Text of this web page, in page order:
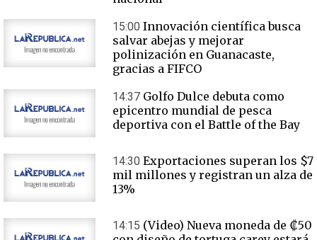
15:00 Innovación científica busca
salvar abejas y mejorar
polinización en Guanacaste,
gracias a FIFCO
14:37 Golfo Dulce debuta como
epicentro mundial de pesca
deportiva con el Battle of the Bay
14:30 Exportaciones superan los $7
mil millones y registran un alza de
13%
14:15 (Video) Nueva moneda de ₡50